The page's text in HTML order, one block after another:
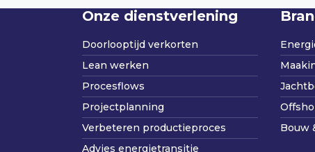
Onze dienstverlening
Doorlooptijd verkorten
Lean werken
Procesflows
Projectplanning
Verbeteren productieproces
Advies energietransitie
Bouw